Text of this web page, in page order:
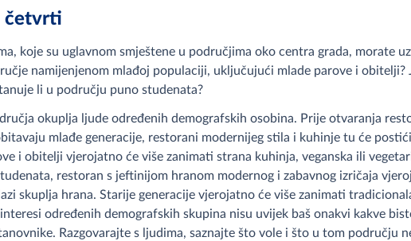
četvrti
koje su uglavnom smještene u područjima oko centra grada, morate
namijenjenom mlađoj populaciji, uključujući mlade parove i
li u području puno studenata?
okuplja ljude određenih demografskih osobina. Prije otvaranja
mlađe generacije, restorani modernijeg stila i kuhinje tu će
i obitelji vjerojatno će više zanimati strana kuhinja, veganska ili
restoran s jeftinijom hranom modernog i zabavnog izričaja
skuplja hrana. Starije generacije vjerojatno će više zanimati
određenih demografskih skupina nisu uvijek baš onakvi kakve
Razgovarajte s ljudima, saznajte što vole i što u tom području